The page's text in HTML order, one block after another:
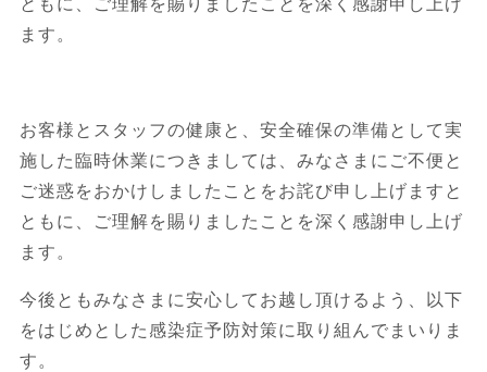
ともに、ご理解を賜りましたことを深く感謝申し上げ
ます。
お客様とスタッフの健康と、安全確保の準備として実
施した臨時休業につきましては、みなさまにご不便と
ご迷惑をおかけしましたことをお詫び申し上げますと
ともに、ご理解を賜りましたことを深く感謝申し上げ
ます。
今後ともみなさまに安心してお越し頂けるよう、以下
をはじめとした感染症予防対策に取り組んでまいりま
す。